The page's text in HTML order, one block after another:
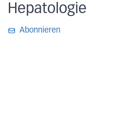
Hepatologie
Abonnieren